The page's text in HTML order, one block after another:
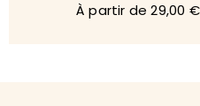
À partir de 29,00 €